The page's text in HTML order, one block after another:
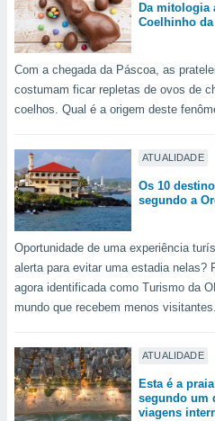
Da mitologia
Coelhinho
Com a chegada da Páscoa, as
costumam ficar repletas de ovos de
coelhos. Qual é a origem deste
ATUALIDADE
Os 10
segundo a
Oportunidade de uma experiência
alerta para evitar uma estadia nelas?
agora identificada como Turismo da
mundo que recebem menos visitantes.
ATUALIDADE
Esta é a
segundo um
viagens